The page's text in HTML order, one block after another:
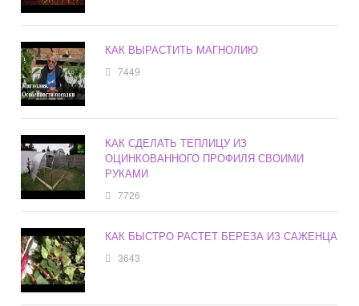
КАК ВЫРАСТИТЬ МАГНОЛИЮ
7449
КАК СДЕЛАТЬ ТЕПЛИЦУ ИЗ
ОЦИНКОВАННОГО ПРОФИЛЯ СВОИМИ
РУКАМИ
7726
КАК БЫСТРО РАСТЕТ БЕРЕЗА ИЗ САЖЕНЦА
3643